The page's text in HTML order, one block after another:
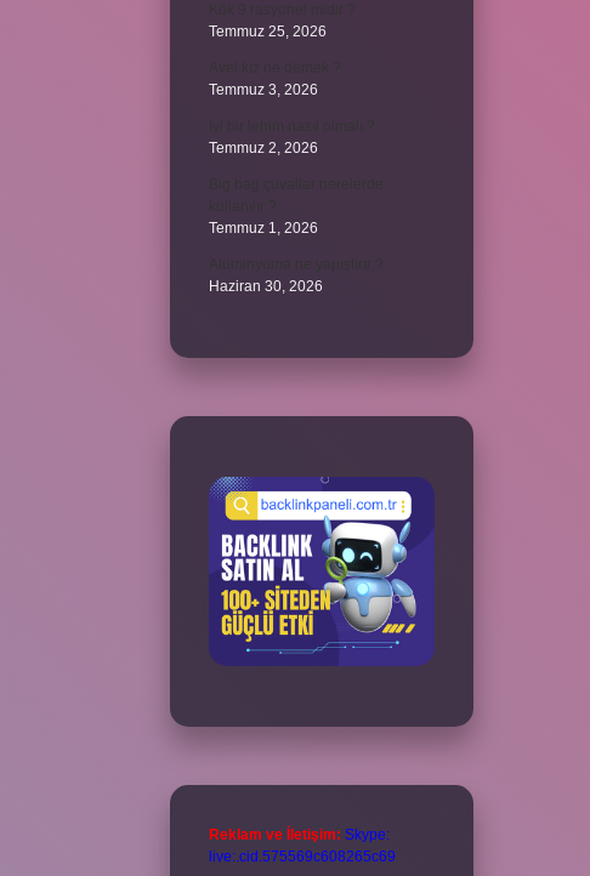
Temmuz 25, 2026
Temmuz 3, 2026
Temmuz 2, 2026
Temmuz 1, 2026
Haziran 30, 2026
Reklam ve İletişim: Skype:
live:.cid.575569c608265c69